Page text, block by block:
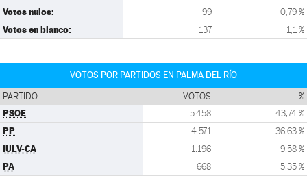
Votos nulos: 99 0,79 %
Votos en blanco: 137 1,1 %
VOTOS POR PARTIDOS EN PALMA DEL RÍO
PARTIDO VOTOS %
PSOE 5.458 43,74 %
PP 4.571 36,63 %
IULV-CA 1.196 9,58 %
PA 668 5,35 %